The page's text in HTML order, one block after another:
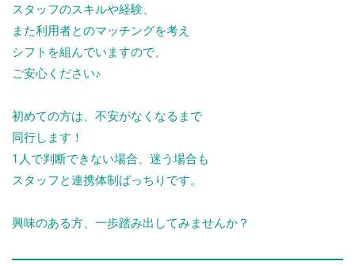
スタッフのスキルや経験、
また利用者とのマッチングを考え
シフトを組んでいますので、
ご安心ください♪
初めての方は、不安がなくなるまで
同行します！
1人で判断できない場合、迷う場合も
スタッフと連携体制ばっちりです。
興味のある方、一歩踏み出してみませんか？